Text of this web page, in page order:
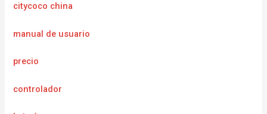
citycoco china
manual de usuario
precio
controlador